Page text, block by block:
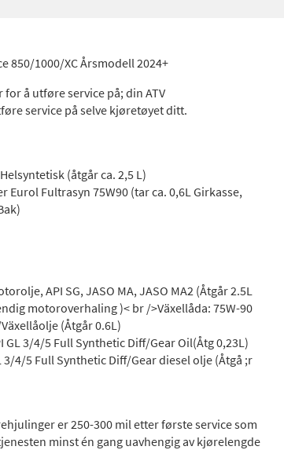
850/1000/XC Årsmodell 2024+
å utføre service på; din ATV
service på selve kjøretøyet ditt.
(åtgår ca. 2,5 L)
Fultrasyn 75W90 (tar ca. 0,6L Girkasse,
API SG, JASO MA, JASO MA2 (Åtgår 2.5L
motoroverhaling )< br />Växellåda: 75W-90
(Åtgår 0.6L)
GL 3/4/5 Full Synthetic Diff/Gear Oil(Åtg 0,23L)
3/4/5 Full Synthetic Diff/Gear diesel olje (Åtgå ;r
er 250-300 mil etter første service som
minst én gang uavhengig av kjørelengde